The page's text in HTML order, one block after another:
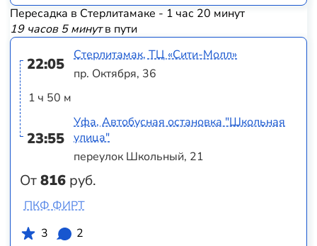
Пересадка в Стерлитамаке - 1 час 20 минут
19 часов 5 минутв пути
22:05
1 ч 50 м
23:55
От816 руб.
Стерлитамак, ТЦ «‎Сити-Молл»
пр. Октября, 36
Уфа, Автобусная остановка "Школьная
улица"
переулок Школьный, 21
ПКФ ФИРТ
3
2